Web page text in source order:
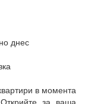
днес
в момента